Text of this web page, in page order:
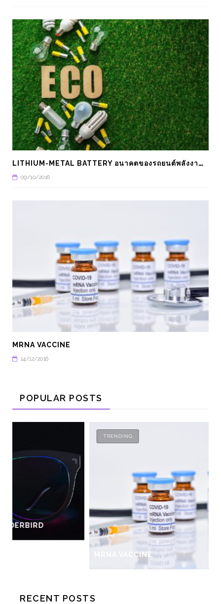
L
ITHIUM-METAL BATTERY อนาคตของรถยนต์พลังงานไฟฟ้า
09/10/2016
MRNA VACCINE
14/12/2016
POPULAR POSTS
RECENT POSTS
FARM โรงเรือนอัจฉริยะ
2022
ELECTRONICS
วยเซ็นเซอร์สแกนลายนิ้วมือกับกลอน
ม่หล็กไฟฟ้า
TRENDING
IIOT กับ 6 อุตสาหกรร